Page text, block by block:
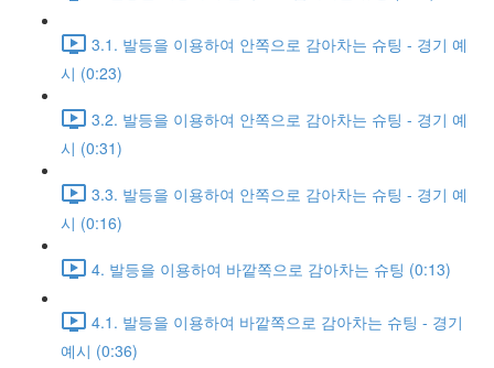
3.1. 발등을 이용하여 안쪽으로 감아차는 슈팅 - 경기 예
시 (0:23)
3.2. 발등을 이용하여 안쪽으로 감아차는 슈팅 - 경기 예
시 (0:31)
3.3. 발등을 이용하여 안쪽으로 감아차는 슈팅 - 경기 예
시 (0:16)
4. 발등을 이용하여 바깥쪽으로 감아차는 슈팅 (0:13)
4.1. 발등을 이용하여 바깥쪽으로 감아차는 슈팅 - 경기
예시 (0:36)